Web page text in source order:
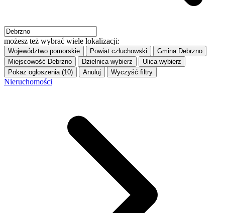
możesz też wybrać wiele lokalizacji:
Województwo pomorskie Powiat człuchowski Gmina Debrzno
Miejscowość Debrzno Dzielnica wybierz Ulica wybierz
Pokaż ogłoszenia (10)
Anuluj Wyczyść filtry
Nieruchomości